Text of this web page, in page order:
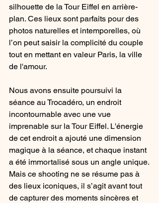
silhouette de la Tour Eiffel en arrière-
plan. Ces lieux sont parfaits pour des
photos naturelles et intemporelles, où
l’on peut saisir la complicité du couple
tout en mettant en valeur Paris, la ville
de l'amour.
Nous avons ensuite poursuivi la
séance au Trocadéro, un endroit
incontournable avec une vue
imprenable sur la Tour Eiffel. L'énergie
de cet endroit a ajouté une dimension
magique à la séance, et chaque instant
a été immortalisé sous un angle unique.
Mais ce shooting ne se résume pas à
des lieux iconiques, il s’agit avant tout
de capturer des moments sincères et